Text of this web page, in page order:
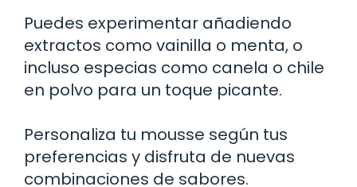
Puedes experimentar añadiendo
extractos como vainilla o menta, o
incluso especias como canela o chile
en polvo para un toque picante.
Personaliza tu mousse según tus
preferencias y disfruta de nuevas
combinaciones de sabores.